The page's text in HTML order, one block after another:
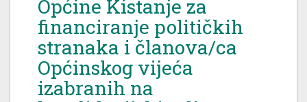
Općine Kistanje za
financiranje političkih
stranaka i članova/ca
Općinskog vijeća
izabranih na